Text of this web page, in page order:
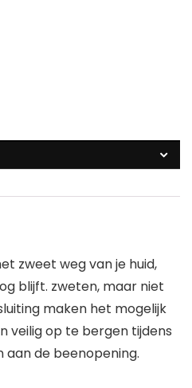
zweet weg van je huid,
blijft. zweten, maar niet
maken het mogelijk
veilig op te bergen tijdens
aan de beenopening.